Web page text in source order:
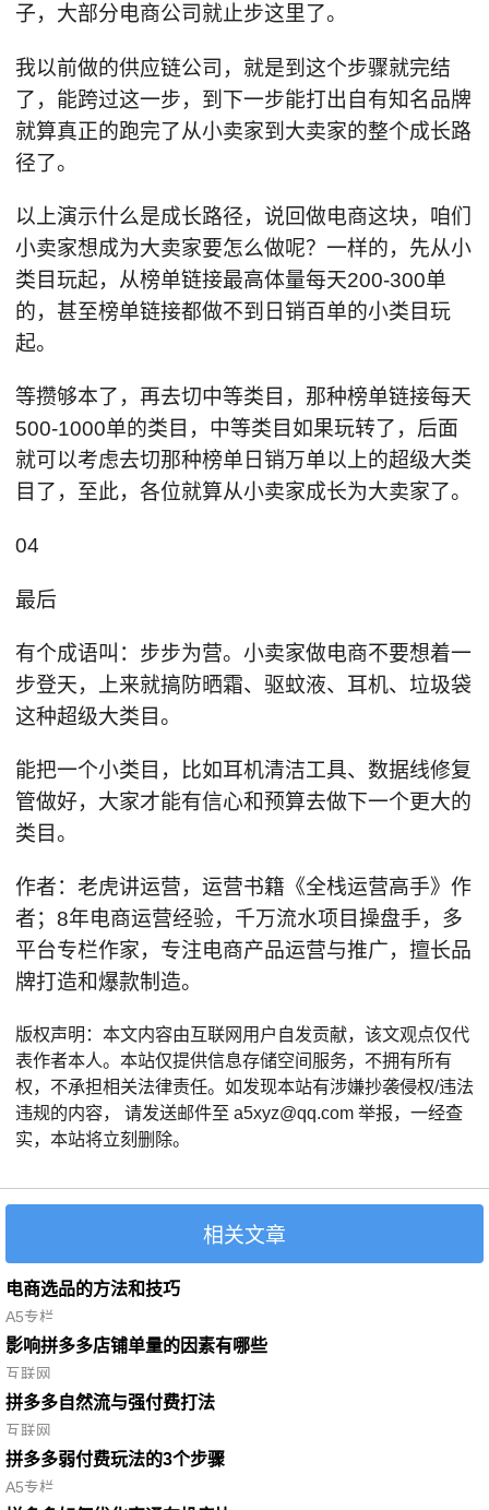
子，大部分电商公司就止步这里了。
我以前做的供应链公司，就是到这个步骤就完结
了，能跨过这一步，到下一步能打出自有知名品牌
就算真正的跑完了从小卖家到大卖家的整个成长路
径了。
以上演示什么是成长路径，说回做电商这块，咱们
小卖家想成为大卖家要怎么做呢？一样的，先从小
类目玩起，从榜单链接最高体量每天200-300单
的，甚至榜单链接都做不到日销百单的小类目玩
起。
等攒够本了，再去切中等类目，那种榜单链接每天
500-1000单的类目，中等类目如果玩转了，后面
就可以考虑去切那种榜单日销万单以上的超级大类
目了，至此，各位就算从小卖家成长为大卖家了。
04
最后
有个成语叫：步步为营。小卖家做电商不要想着一
步登天，上来就搞防晒霜、驱蚊液、耳机、垃圾袋
这种超级大类目。
能把一个小类目，比如耳机清洁工具、数据线修复
管做好，大家才能有信心和预算去做下一个更大的
类目。
作者：老虎讲运营，运营书籍《全栈运营高手》作
者；8年电商运营经验，千万流水项目操盘手，多
平台专栏作家，专注电商产品运营与推广，擅长品
牌打造和爆款制造。
版权声明：本文内容由互联网用户自发贡献，该文观点仅代
表作者本人。本站仅提供信息存储空间服务，不拥有所有
权，不承担相关法律责任。如发现本站有涉嫌抄袭侵权/违法
违规的内容， 请发送邮件至 a5xyz@qq.com 举报，一经查
实，本站将立刻删除。
相关文章
电商选品的方法和技巧
A5专栏
影响拼多多店铺单量的因素有哪些
互联网
拼多多自然流与强付费打法
互联网
拼多多弱付费玩法的3个步骤
A5专栏